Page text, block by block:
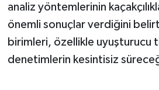
analiz yöntemlerinin
önemli sonuçlar verdiğini
birimleri, özellikle uyuşturucu
denetimlerin kesintisiz